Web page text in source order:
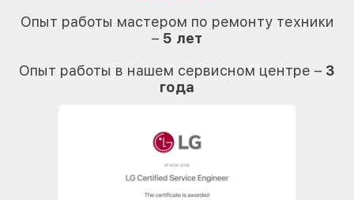
Опыт работы мастером по ремонту техники
– 5 лет
Опыт работы в нашем сервисном центре – 3
года